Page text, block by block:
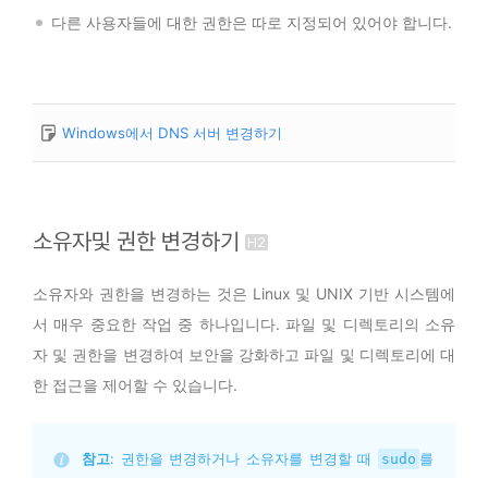
다른 사용자들에 대한 권한은 따로 지정되어 있어야 합니다.
Windows에서 DNS 서버 변경하기
소유자및 권한 변경하기
소유자와 권한을 변경하는 것은 Linux 및 UNIX 기반 시스템에
서 매우 중요한 작업 중 하나입니다. 파일 및 디렉토리의 소유
자 및 권한을 변경하여 보안을 강화하고 파일 및 디렉토리에 대
한 접근을 제어할 수 있습니다.
참고: 권한을 변경하거나 소유자를 변경할 때 sudo 를